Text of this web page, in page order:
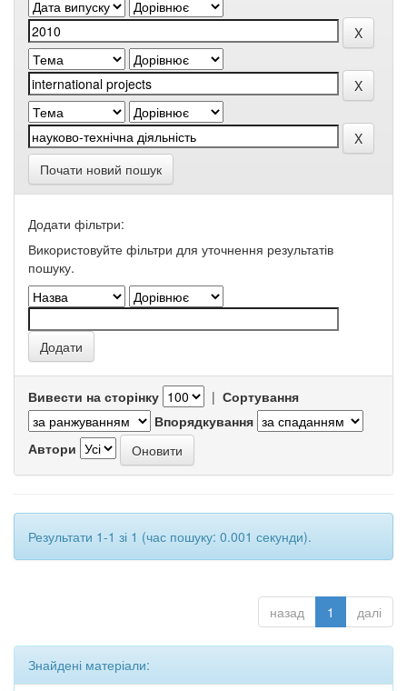
Почати новий пошук
Додати фільтри:
Використовуйте фільтри для уточнення результатів
пошуку.
Вивести на сторінку | Сортування
Впорядкування
Автори
Результати 1-1 зі 1 (час пошуку: 0.001 секунди).
назад 1 далі
Знайдені матеріали: